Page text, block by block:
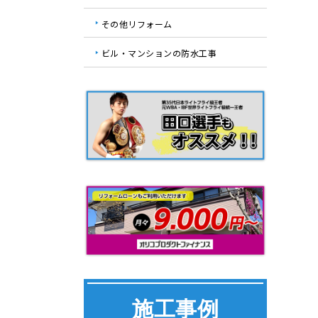
その他リフォーム
ビル・マンションの防水工事
施工事例